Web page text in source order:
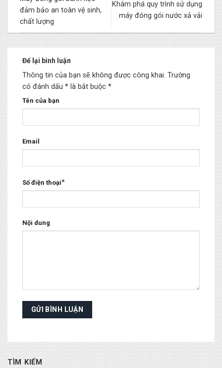
đảm bảo an toàn vệ sinh,
chất lượng
Khám phá quy trình sử dụng
máy đóng gói nước xả vải
Để lại bình luận
Thông tin của bạn sẽ không được công khai. Trường
có đánh dấu * là bắt buộc *
Tên của bạn
Email
Số điện thoại*
Nội dung
TÌM KIẾM